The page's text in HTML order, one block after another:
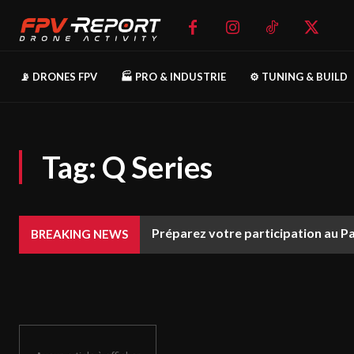
📡 DRONES FPV 🏭 PRO & INDUSTRIE ⚙️ TUNING & BUILD
Tag: Q Series
BREAKING NEWS Préparez votre participation au